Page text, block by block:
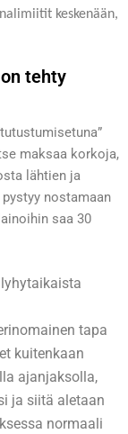
keskenään,
tehty
maksaa korkoja,
lähtien ja
nostamaan
saa 30
tapa
kuitenkaan
ajanjaksolla,
ja siitä aletaan
normaali